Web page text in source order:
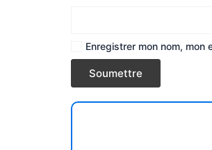
Enregistrer mon nom, mon